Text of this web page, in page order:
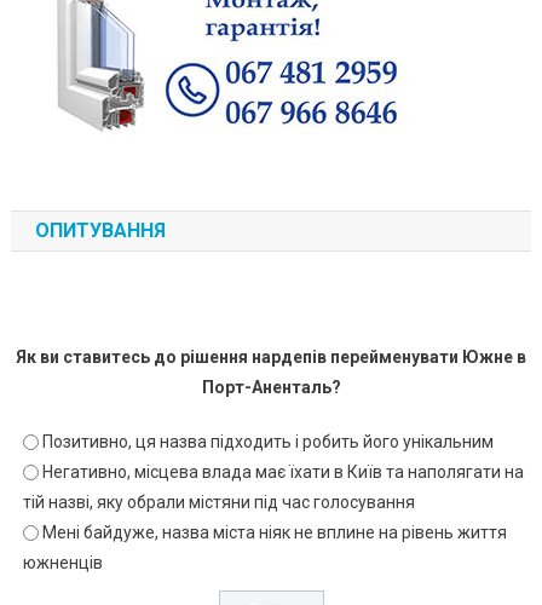
ОПИТУВАННЯ
Як ви ставитесь до рішення нардепів перейменувати Южне в
Порт-Аненталь?
Позитивно, ця назва підходить і робить його унікальним
Негативно, місцева влада має їхати в Київ та наполягати на
тій назві, яку обрали містяни під час голосування
Мені байдуже, назва міста ніяк не вплине на рівень життя
южненців